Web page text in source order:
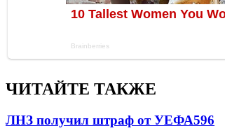
ЧИТАЙТЕ ТАКЖЕ
ЛНЗ получил штраф от УЕФА596